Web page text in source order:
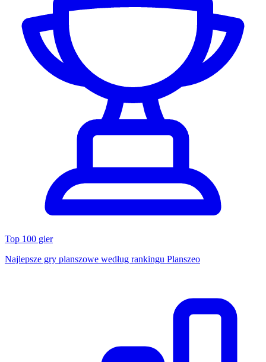
Top 100 gier
Najlepsze gry planszowe według rankingu Planszeo